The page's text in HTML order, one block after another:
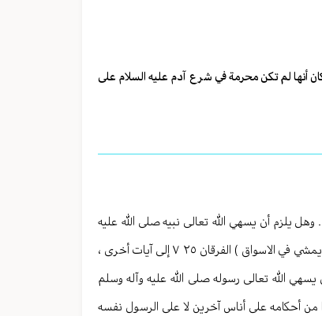
أنها لم تكن محرمة في شرع آدم عليه السلام على
يلزم أن يسهي الله تعالى نبيه صلى الله عليه
وآله وسلم ليعلم أنه ليس بإله ، والله تعالى يقول : ( وقالوا ما لهذا الرسول يأكل الطعام ويمشي في الاسواق ) الفرقان ٢٥ ٧ إلى آيات أخرى ،
الله تعالى رسوله صلى الله عليه وآله وسلم
من أحكامه على أناس آخرين لا على الرسول نفسه